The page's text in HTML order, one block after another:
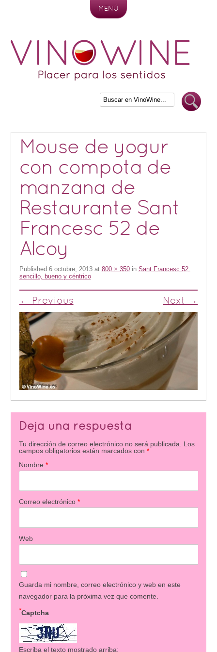
MENÚ
Mouse de yogur
con compota de
manzana de
Restaurante Sant
Francesc 52 de
Alcoy
Published 6 octubre, 2013at 800 × 350in Sant Francesc 52:
sencillo, bueno y céntrico
← Previous Next →
Deja una respuesta
Tu dirección de correo electrónico no será publicada.
Los
campos obligatorios están marcados con *
Nombre *
Correo electrónico *
Web
Guarda mi nombre, correo electrónico y web en este
navegador para la próxima vez que comente.
Captcha
*
Escriba el texto mostrado arriba: